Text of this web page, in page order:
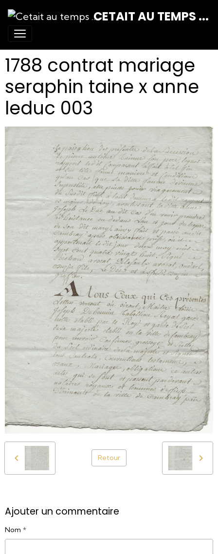
CETAIT AU TEMPS ...
1788 contrat mariage
seraphin taine x anne
leduc 003
Retour
Ajouter un commentaire
Nom